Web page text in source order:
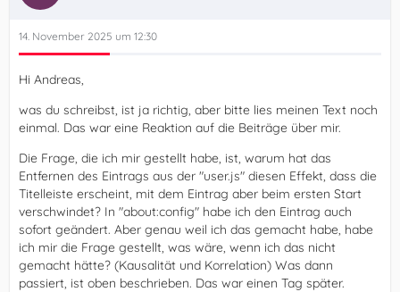
14. November 2025 um 12:30
Hi Andreas,
was du schreibst, ist ja richtig, aber bitte lies meinen Text noch
einmal. Das war eine Reaktion auf die Beiträge über mir.
Die Frage, die ich mir gestellt habe, ist, warum hat das
Entfernen des Eintrags aus der "user.js" diesen Effekt, dass die
Titelleiste erscheint, mit dem Eintrag aber beim ersten Start
verschwindet? In "about:config" habe ich den Eintrag auch
sofort geändert. Aber genau weil ich das gemacht habe, habe
ich mir die Frage gestellt, was wäre, wenn ich das nicht
gemacht hätte? (Kausalität und Korrelation) Was dann
passiert, ist oben beschrieben. Das war einen Tag später.